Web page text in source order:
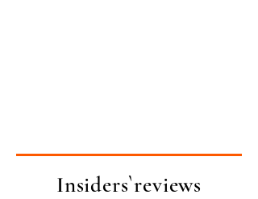
Insiders`reviews